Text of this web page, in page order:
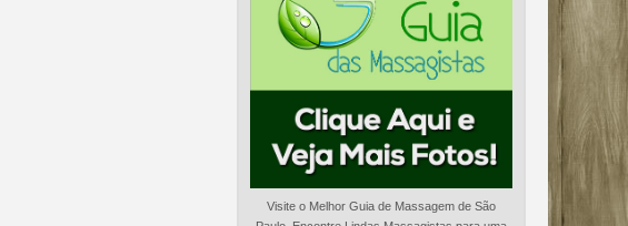
Visite o Melhor Guia de Massagem de São